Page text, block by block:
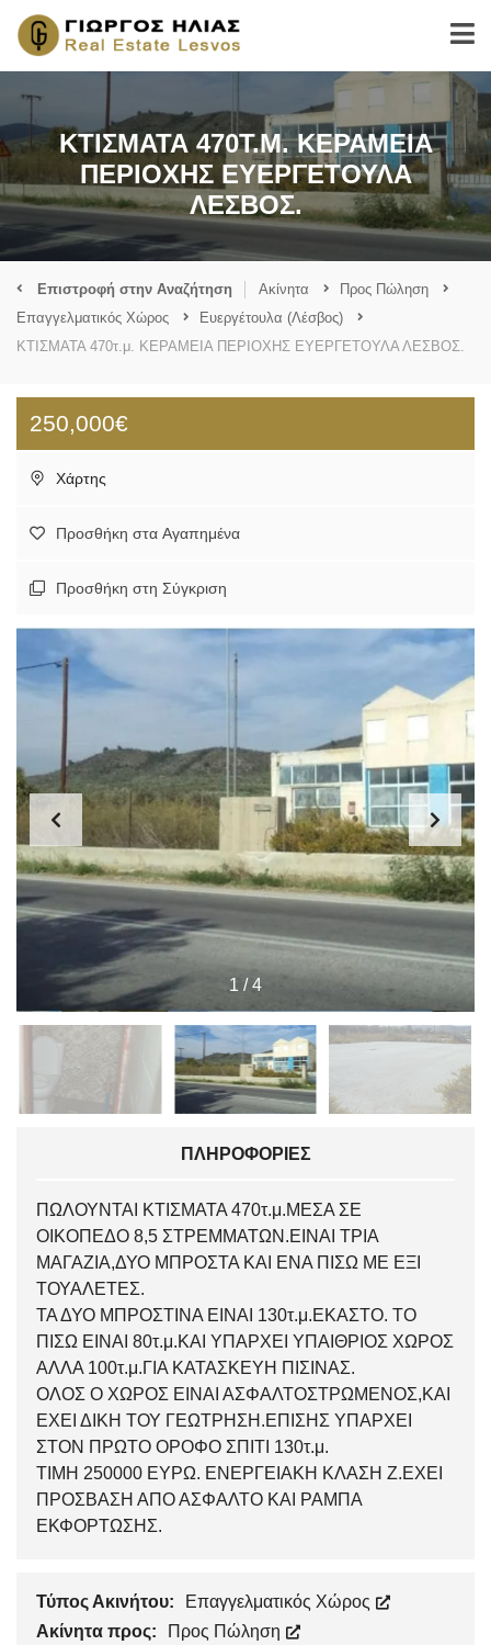
ΚΤΙΣΜΑΤΑ 470Τ.Μ. ΚΕΡΑΜΕΙΑ
ΠΕΡΙΟΧΗΣ ΕΥΕΡΓΕΤΟΥΛΑ
ΛΕΣΒΟΣ.
Επιστροφή στην Αναζήτηση Ακίνητα
Προς Πώληση
Επαγγελματικός Χώρος
Ευεργέτουλα (Λέσβος)
ΚΤΙΣΜΑΤΑ 470τ.μ. ΚΕΡΑΜΕΙΑ ΠΕΡΙΟΧΗΣ ΕΥΕΡΓΕΤΟΥΛΑ ΛΕΣΒΟΣ.
250,000€
Χάρτης
Προσθήκη στα Αγαπημένα
Προσθήκη στη Σύγκριση
1 /4
ΠΛΗΡΟΦΟΡΊΕΣ
ΠΩΛΟΥΝΤΑΙ ΚΤΙΣΜΑΤΑ 470τ.μ.ΜΕΣΑ ΣΕ
ΟΙΚΟΠΕΔΟ 8,5 ΣΤΡΕΜΜΑΤΩΝ.ΕΙΝΑΙ ΤΡΙΑ
ΜΑΓΑΖΙΑ,ΔΥΟ ΜΠΡΟΣΤΑ ΚΑΙ ΕΝΑ ΠΙΣΩ ΜΕ ΕΞΙ
ΤΟΥΑΛΕΤΕΣ.
ΤΑ ΔΥΟ ΜΠΡΟΣΤΙΝΑ ΕΙΝΑΙ 130τ.μ.ΕΚΑΣΤΟ. ΤΟ
ΠΙΣΩ ΕΙΝΑΙ 80τ.μ.ΚΑΙ ΥΠΑΡΧΕΙ ΥΠΑΙΘΡΙΟΣ ΧΩΡΟΣ
ΑΛΛΑ 100τ.μ.ΓΙΑ ΚΑΤΑΣΚΕΥΗ ΠΙΣΙΝΑΣ.
ΟΛΟΣ Ο ΧΩΡΟΣ ΕΙΝΑΙ ΑΣΦΑΛΤΟΣΤΡΩΜΕΝΟΣ,ΚΑΙ
ΕΧΕΙ ΔΙΚΗ ΤΟΥ ΓΕΩΤΡΗΣΗ.ΕΠΙΣΗΣ ΥΠΑΡΧΕΙ
ΣΤΟΝ ΠΡΩΤΟ ΟΡΟΦΟ ΣΠΙΤΙ 130τ.μ.
ΤΙΜΗ 250000 ΕΥΡΩ. ΕΝΕΡΓΕΙΑΚΗ ΚΛΑΣΗ Ζ.ΕΧΕΙ
ΠΡΟΣΒΑΣΗ ΑΠΟ ΑΣΦΑΛΤΟ ΚΑΙ ΡΑΜΠΑ
ΕΚΦΟΡΤΩΣΗΣ.
Τύπος Ακινήτου:
Επαγγελματικός Χώρος
Ακίνητα προς:
Προς Πώληση